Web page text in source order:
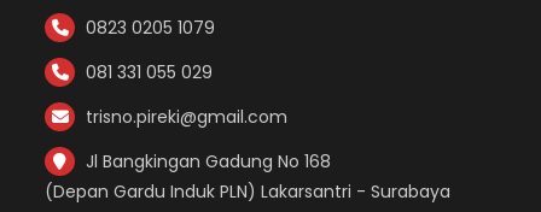
0823 0205 1079
081 331 055 029
trisno.pireki@gmail.com
Jl Bangkingan Gadung No 168
(Depan Gardu Induk PLN) Lakarsantri - Surabaya